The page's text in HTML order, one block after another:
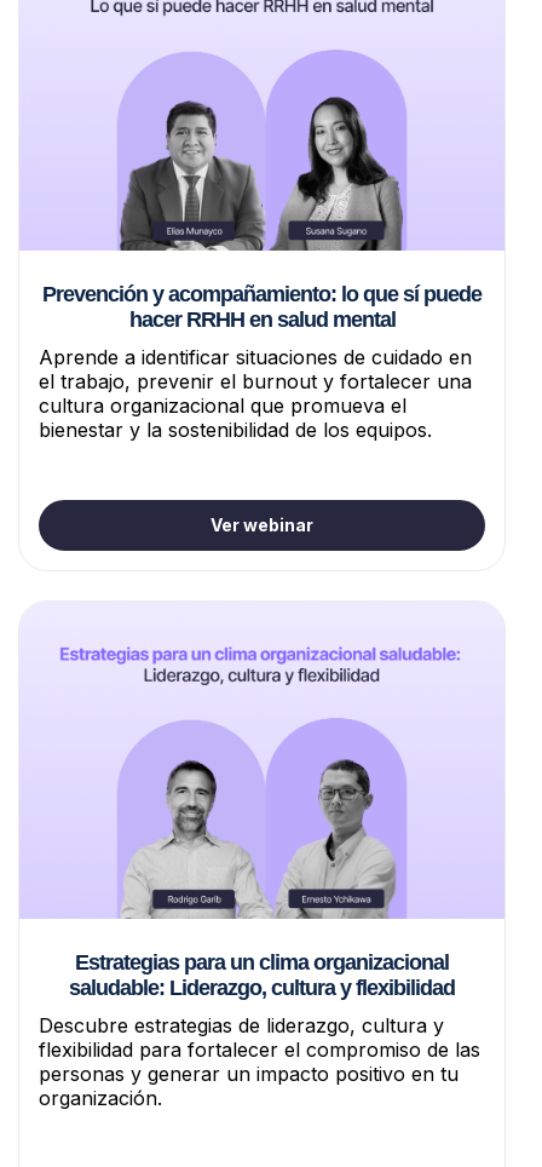
Prevención y acompañamiento: lo que sí puede
hacer RRHH en salud mental
Aprende a identificar situaciones de cuidado en
el trabajo, prevenir el burnout y fortalecer una
cultura organizacional que promueva el
bienestar y la sostenibilidad de los equipos.
Ver webinar
Estrategias para un clima organizacional
saludable: Liderazgo, cultura y flexibilidad
Descubre estrategias de liderazgo, cultura y
flexibilidad para fortalecer el compromiso de las
personas y generar un impacto positivo en tu
organización.